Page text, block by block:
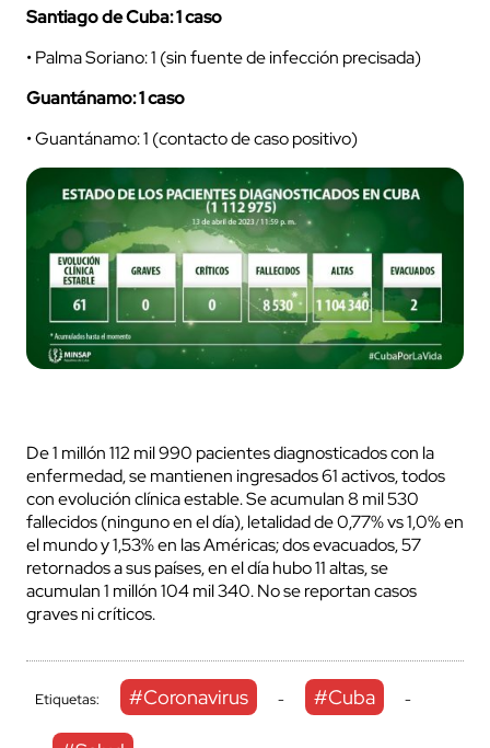
Santiago de Cuba: 1 caso
• Palma Soriano: 1 (sin fuente de infección precisada)
Guantánamo: 1 caso
• Guantánamo: 1 (contacto de caso positivo)
De 1 millón 112 mil 990 pacientes diagnosticados con la
enfermedad, se mantienen ingresados 61 activos, todos
con evolución clínica estable. Se acumulan 8 mil 530
fallecidos (ninguno en el día), letalidad de 0,77% vs 1,0% en
el mundo y 1,53% en las Américas; dos evacuados, 57
retornados a sus países, en el día hubo 11 altas, se
acumulan 1 millón 104 mil 340. No se reportan casos
graves ni críticos.
Etiquetas: #Coronavirus - #Cuba -